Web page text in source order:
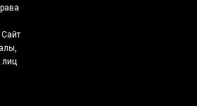
лиц